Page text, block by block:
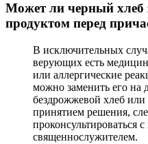
Может ли черный хлеб
продуктом перед
В исключительных
верующих есть
или аллергические
можно заменить его на
бездрожжевой хлеб
принятием решения,
проконсультироваться
священнослужителем.